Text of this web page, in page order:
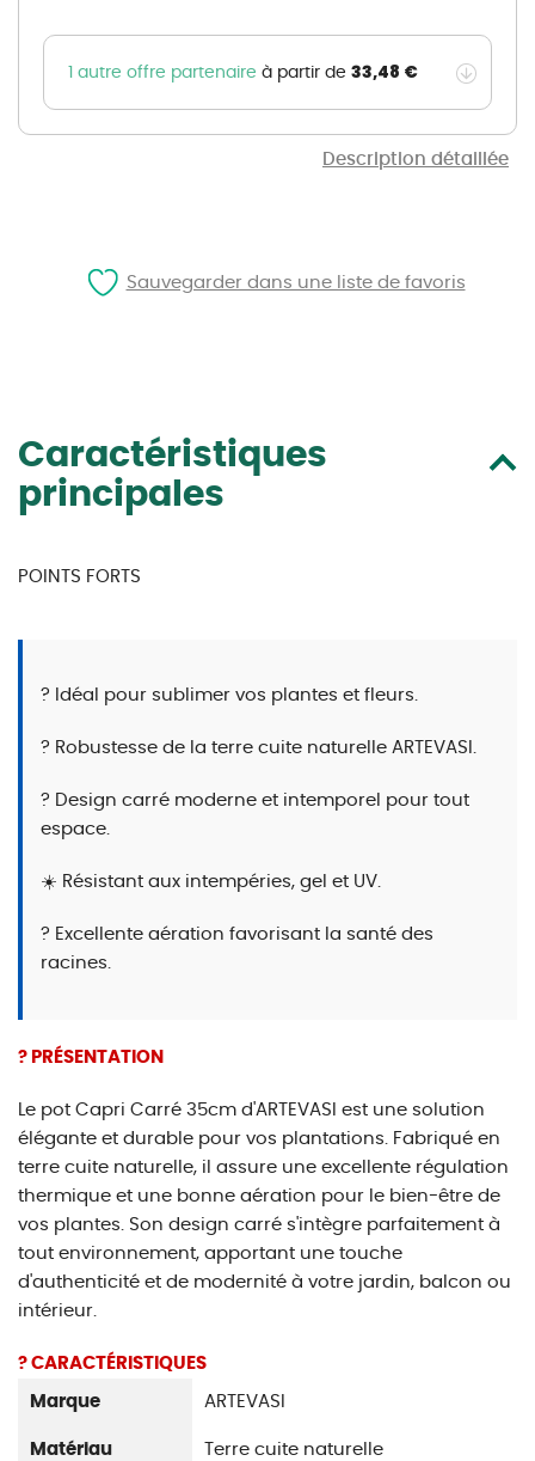
Description détaillée
1 autre offre partenaire à partir de 33,48 €
Caractéristiques
principales
POINTS FORTS
? Idéal pour sublimer vos plantes et fleurs.
? Robustesse de la terre cuite naturelle ARTEVASI.
? Design carré moderne et intemporel pour tout
espace.
☀️ Résistant aux intempéries, gel et UV.
? Excellente aération favorisant la santé des
racines.
? PRÉSENTATION
Le pot Capri Carré 35cm d'ARTEVASI est une solution
élégante et durable pour vos plantations. Fabriqué en
terre cuite naturelle, il assure une excellente régulation
thermique et une bonne aération pour le bien-être de
vos plantes. Son design carré s'intègre parfaitement à
tout environnement, apportant une touche
d'authenticité et de modernité à votre jardin, balcon ou
intérieur.
? CARACTÉRISTIQUES
Marque ARTEVASI
Matériau Terre cuite naturelle
Sauvegarder dans une liste de favoris